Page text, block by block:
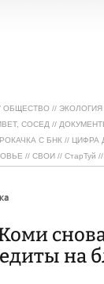
ОБЩЕСТВО // ЭКОЛОГИЯ
СОСЕД //
С БНК // ЦИФРА
// СВОИ // СтарТуй //
на